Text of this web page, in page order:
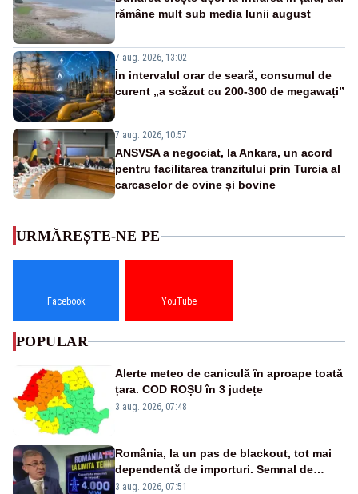
rămâne mult sub media lunii august
7 aug. 2026, 13:02
În intervalul orar de seară, consumul de
curent „a scăzut cu 200-300 de megawați”
7 aug. 2026, 10:57
ANSVSA a negociat, la Ankara, un acord
pentru facilitarea tranzitului prin Turcia al
carcaselor de ovine și bovine
URMĂREȘTE-NE PE
Facebook YouTube
POPULAR
Alerte meteo de caniculă în aproape toată
țara. COD ROȘU în 3 județe
3 aug. 2026, 07:48
România, la un pas de blackout, tot mai
dependentă de importuri. Semnal de
alarmă tras de un expert în energie
3 aug. 2026, 07:51